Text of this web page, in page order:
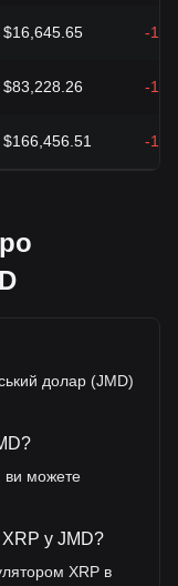
$16,645.65 -
$83,228.26 -
$166,456.51 -
долар (JMD)
ви можете
XRP у JMD?
XRP в